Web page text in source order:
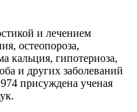
и лечением
остеопороза,
кальция, гипотериоза,
и других заболеваний
присуждена ученая